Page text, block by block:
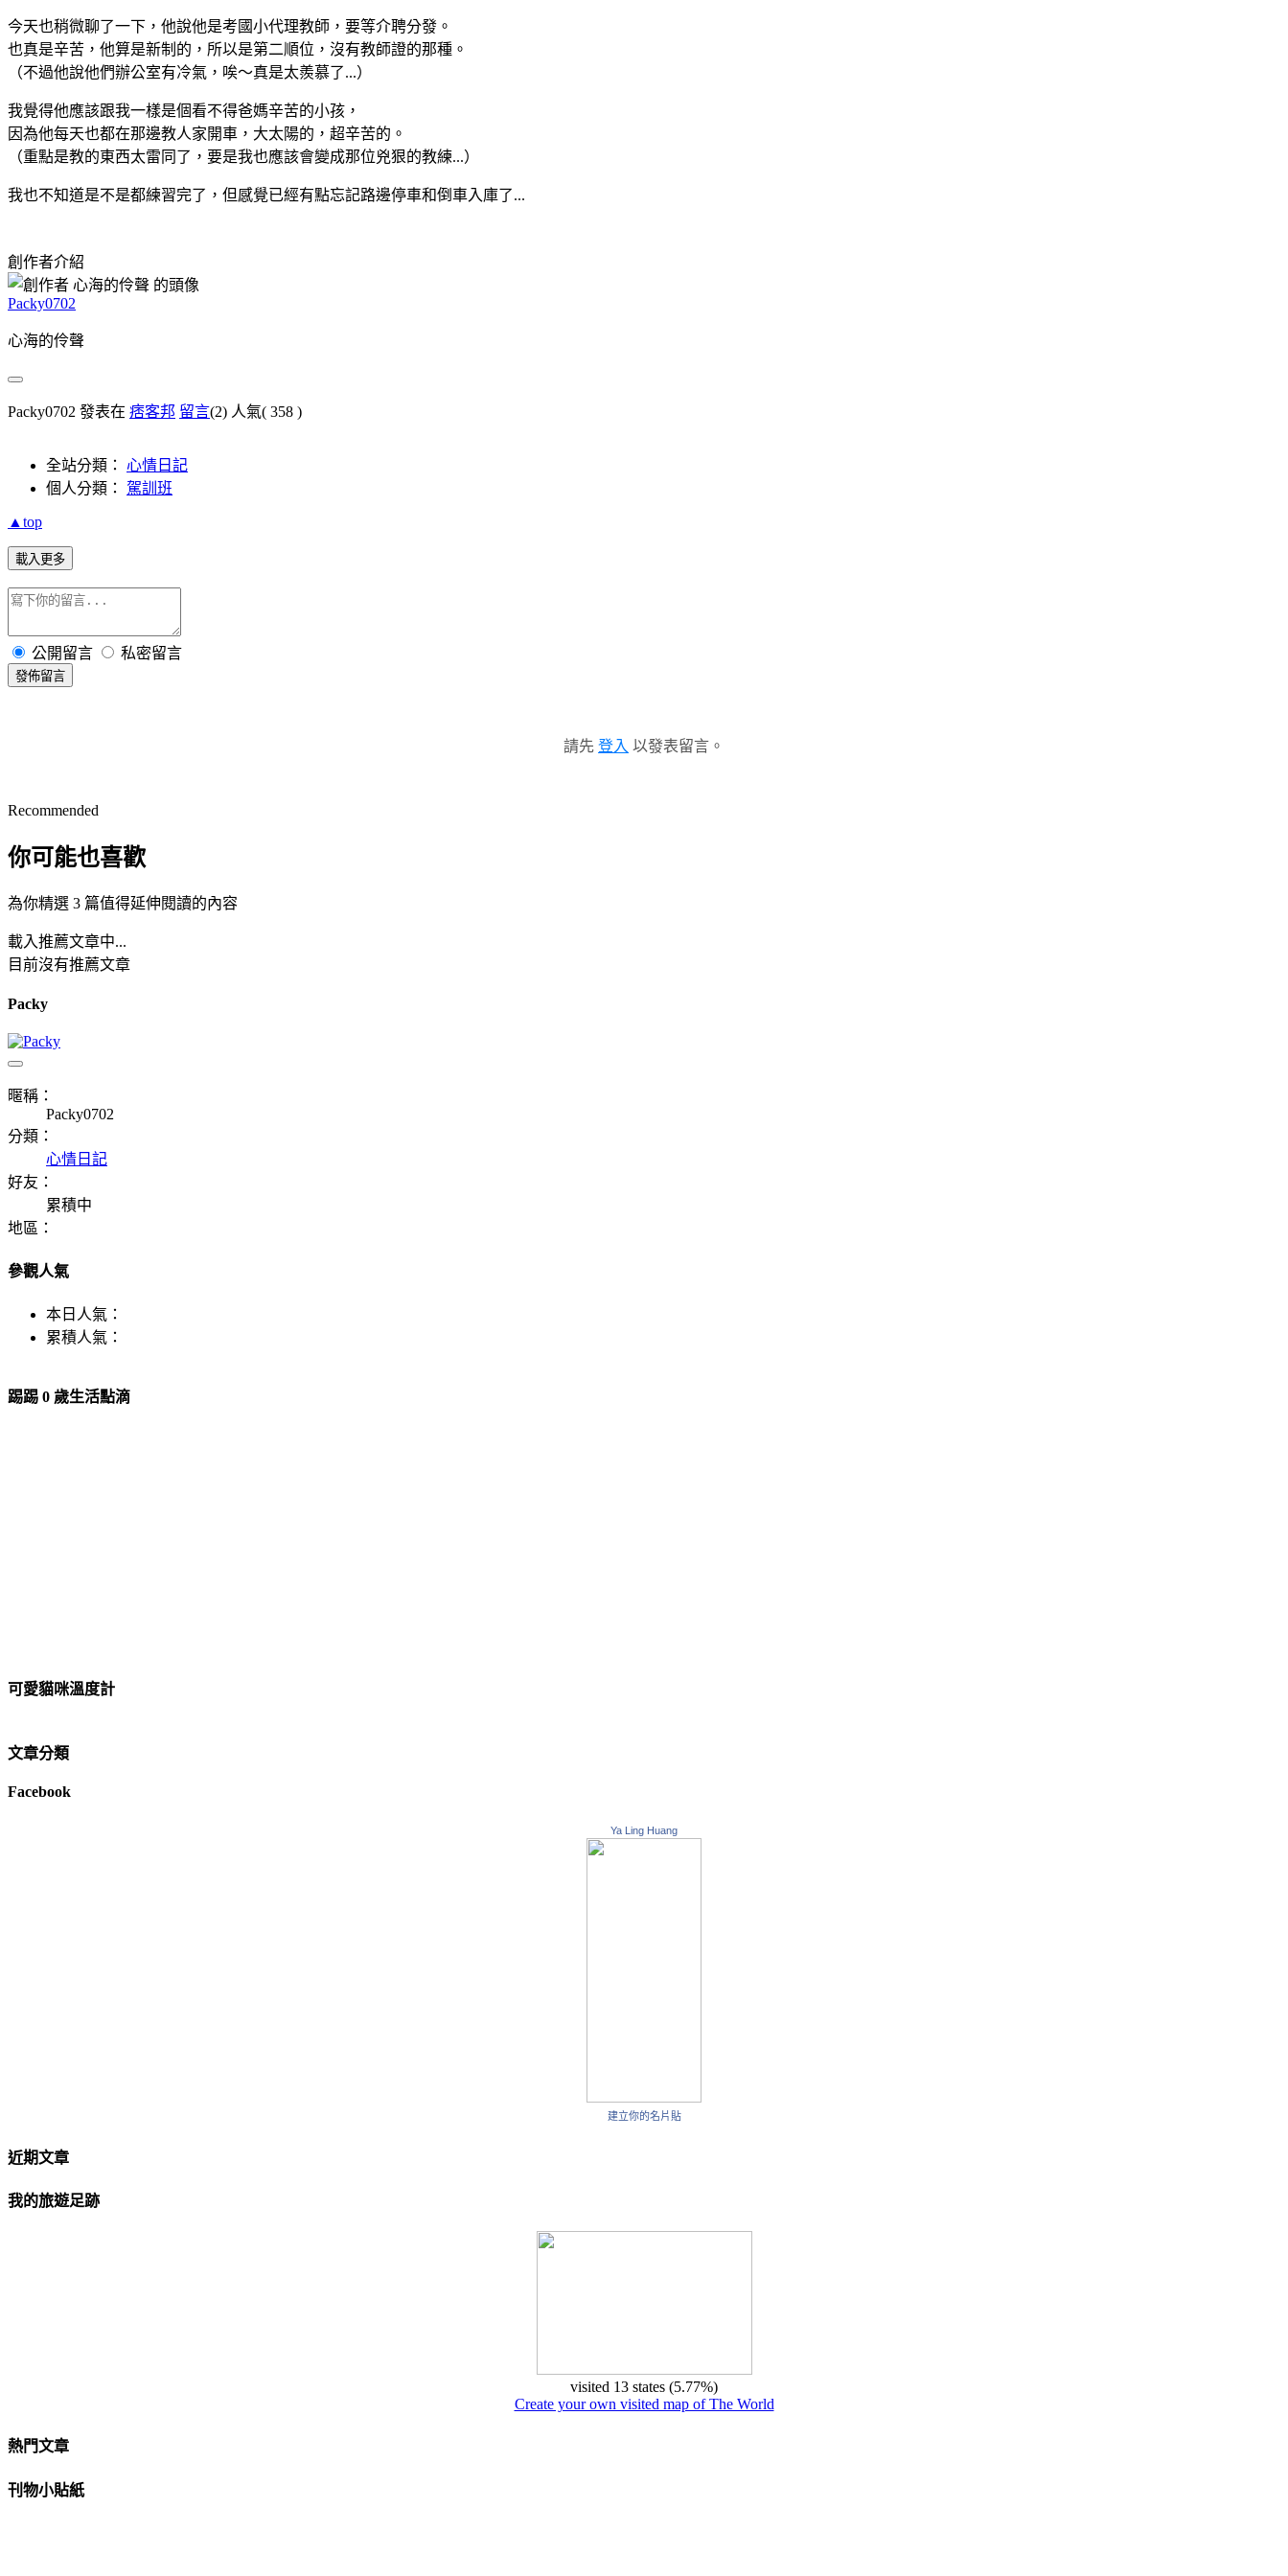
今天也稍微聊了一下，他說他是考國小代理教師，要等介聘分發。
也真是辛苦，他算是新制的，所以是第二順位，沒有教師證的那種。
（不過他說他們辦公室有冷氣，唉～真是太羨慕了...）
我覺得他應該跟我一樣是個看不得爸媽辛苦的小孩，
因為他每天也都在那邊教人家開車，大太陽的，超辛苦的。
（重點是教的東西太雷同了，要是我也應該會變成那位兇狠的教練...）
我也不知道是不是都練習完了，但感覺已經有點忘記路邊停車和倒車入庫了...
創作者介紹
Packy0702
心海的伶聲
Packy0702 發表在 痞客邦 留言(2) 人氣( 358 )
全站分類： 心情日記
個人分類： 駕訓班
▲top
載入更多
公開留言 私密留言
發佈留言
請先 登入 以發表留言。
Recommended
你可能也喜歡
為你精選 3 篇值得延伸閱讀的內容
載入推薦文章中...
目前沒有推薦文章
Packy
暱稱：
Packy0702
分類：
心情日記
好友：
累積中
地區：
參觀人氣
本日人氣：
累積人氣：
踢踢 0 歲生活點滴
可愛貓咪溫度計
文章分類
Facebook
Ya Ling Huang
建立你的名片貼
近期文章
我的旅遊足跡
visited 13 states (5.77%)
Create your own visited map of The World
熱門文章
刊物小貼紙